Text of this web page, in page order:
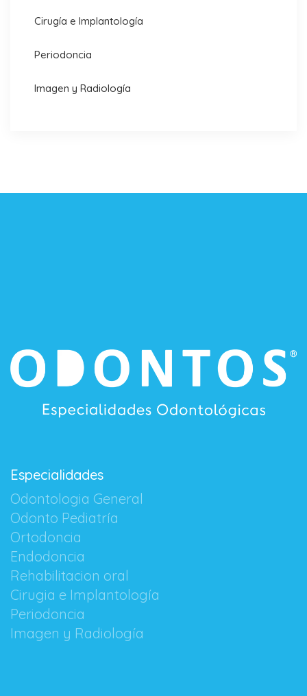
Cirugía e Implantología
Periodoncia
Imagen y Radiología
Especialidades
Odontologia General
Odonto Pediatría
Ortodoncia
Endodoncia
Rehabilitacion oral
Cirugia e Implantología
Periodoncia
Imagen y Radiología